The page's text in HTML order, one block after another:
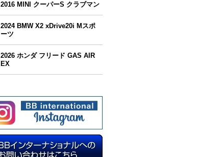
2016 MINI クーパーS クラブマン
2024 BMW X2 xDrive20i Mスポ
ーツ
2026 ホンダ フリード GAS AIR
EX